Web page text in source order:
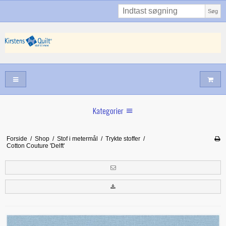
Søg
Kategorier
Juni nyt
Tilbud
Forside / Shop / Stof i metermål / Trykte stoffer /
Cotton Couture 'Delft'